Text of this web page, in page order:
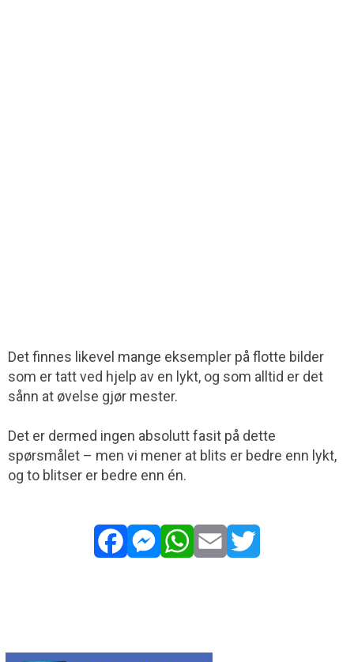
Det finnes likevel mange eksempler på flotte bilder
som er tatt ved hjelp av en lykt, og som alltid er det
sånn at øvelse gjør mester.
Det er dermed ingen absolutt fasit på dette
spørsmålet – men vi mener at blits er bedre enn lykt,
og to blitser er bedre enn én.